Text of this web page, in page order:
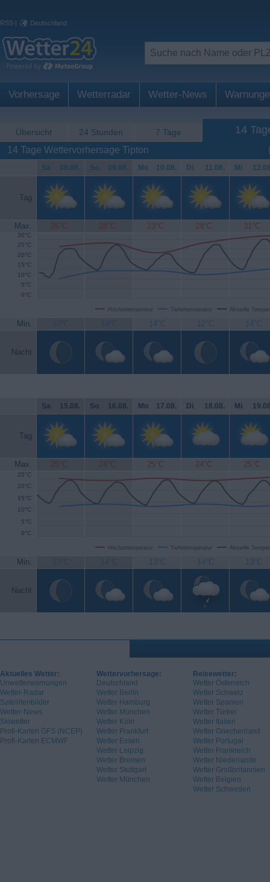
RSS | Deutschland
Vorhersage Wetterradar Wetter-News
Übersicht 24 Stunden 7 Tage 14
14 Tage Wettervorhersage Tipton
Sa. 08.08. So. 09.08. Mo. 10.08. Di. 11.08. Mi.
Tag
Max. 26°C 28°C 23°C 28°C 31°C
Höchsttemperatur Tiefsttemperatur Aktuelle
0°C
5°C
10°C
15°C
20°C
25°C
30°C
Min. 10°C 14°C 14°C 12°C 14°C
Nacht
Sa. 15.08. So. 16.08. Mo. 17.08. Di. 18.08. Mi.
Tag
Max. 25°C 24°C 25°C 24°C 25°C
Höchsttemperatur Tiefsttemperatur Aktuelle
0°C
5°C
10°C
15°C
20°C
25°C
Min. 13°C 14°C 13°C 14°C 13°C
Nacht
Aktuelles Wetter:
Unwetterwarnungen
Wetter-Radar
Satellitenbilder
Wetter-News
Skiwetter
Profi-Karten GFS (NCEP)
Profi-Karten ECMWF
Wettervorhersage:
Deutschland
Wetter Berlin
Wetter Hamburg
Wetter München
Wetter Köln
Wetter Frankfurt
Wetter Essen
Wetter Leipzig
Wetter Bremen
Wetter Stuttgart
Wetter München
Reisewetter:
Wetter Österreich
Wetter Schweiz
Wetter Spanien
Wetter Türkei
Wetter Italien
Wetter Griechenland
Wetter Portugal
Wetter Frankreich
Wetter Niederlande
Wetter Großbritannien
Wetter Belgien
Wetter Schweden